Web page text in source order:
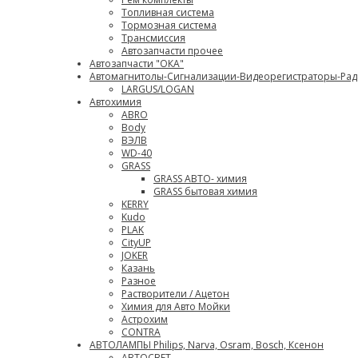
Топливная система
Тормозная система
Трансмиссия
Автозапчасти прочее
Автозапчасти "ОКА"
Автомагнитолы-Сигнализации-Видеорегистраторы-
LARGUS/LOGAN
Автохимия
ABRO
Body
ВЭЛВ
WD-40
GRASS
GRASS АВТО- химия
GRASS бытовая химия
KERRY
Kudo
PLAK
CityUP
JOKER
Казань
Разное
Растворители / Ацетон
Химия для Авто Мойки
Астрохим
CONTRA
АВТОЛАМПЫ Philips, Narva, Osram, Bosch, Ксенон